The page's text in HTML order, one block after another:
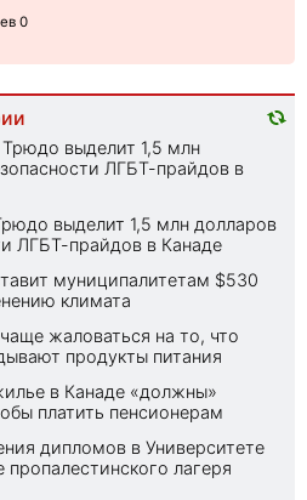
0
выделит 1,5 млн
ЛГБТ-прайдов в
выделит 1,5 млн долларов
ЛГБТ-прайдов в Канаде
муниципалитетам $530
климата
жаловаться на то, что
продукты питания
в Канаде «должны»
платить пенсионерам
дипломов в Университете
лагеря